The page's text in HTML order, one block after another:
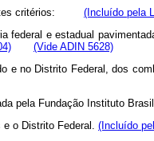
critérios: (Incluído pela
federal e estadual
(Vide ADIN 5628)
e no Distrito Federal,
pela Fundação Instituto
o Distrito Federal. (Incluído